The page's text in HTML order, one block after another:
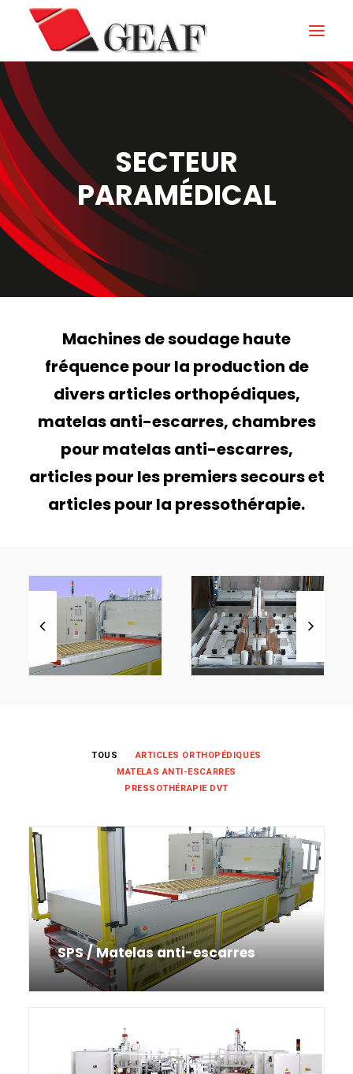
HOME
ENTERPRISE
KNOW-HOW
NOS SECTEURS
CONTACTEZ
NEWS ET ÉVÉNEMENTS
DOWNLOAD
ITALIANO
ENGLISH
DEUTSCH
SECTEUR
PARAMÉDICAL
Machines de soudage haute
fréquence pour la production de
divers articles orthopédiques,
matelas anti-escarres, chambres
pour matelas anti-escarres,
articles pour les premiers secours et
articles pour la pressothérapie.
TOUS
ARTICLES ORTHOPÉDIQUES
MATELAS ANTI-ESCARRES
PRESSOTHÉRAPIE DVT
SPS / Matelas anti-escarres